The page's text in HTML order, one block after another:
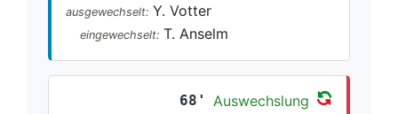
ausgewechselt: Y. Votter
eingewechselt: T. Anselm
68' Auswechslung